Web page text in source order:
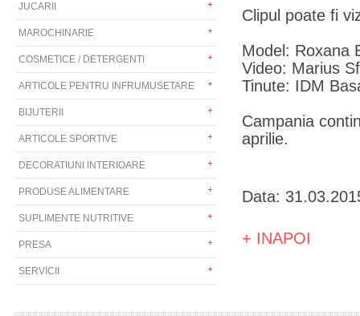
JUCARII
MAROCHINARIE
COSMETICE / DETERGENTI
ARTICOLE PENTRU INFRUMUSETARE
BIJUTERII
ARTICOLE SPORTIVE
DECORATIUNI INTERIOARE
PRODUSE ALIMENTARE
SUPLIMENTE NUTRITIVE
PRESA
SERVICII
Clipul poate fi
Model: Roxana
Video: Marius
Tinute: IDM
Campania
aprilie.
Data:
+ INAPOI